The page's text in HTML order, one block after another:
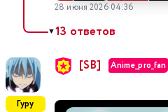
28 июня 2026 04:36
▼13 ответов
Гуру
[SB] Anime_pro_fan